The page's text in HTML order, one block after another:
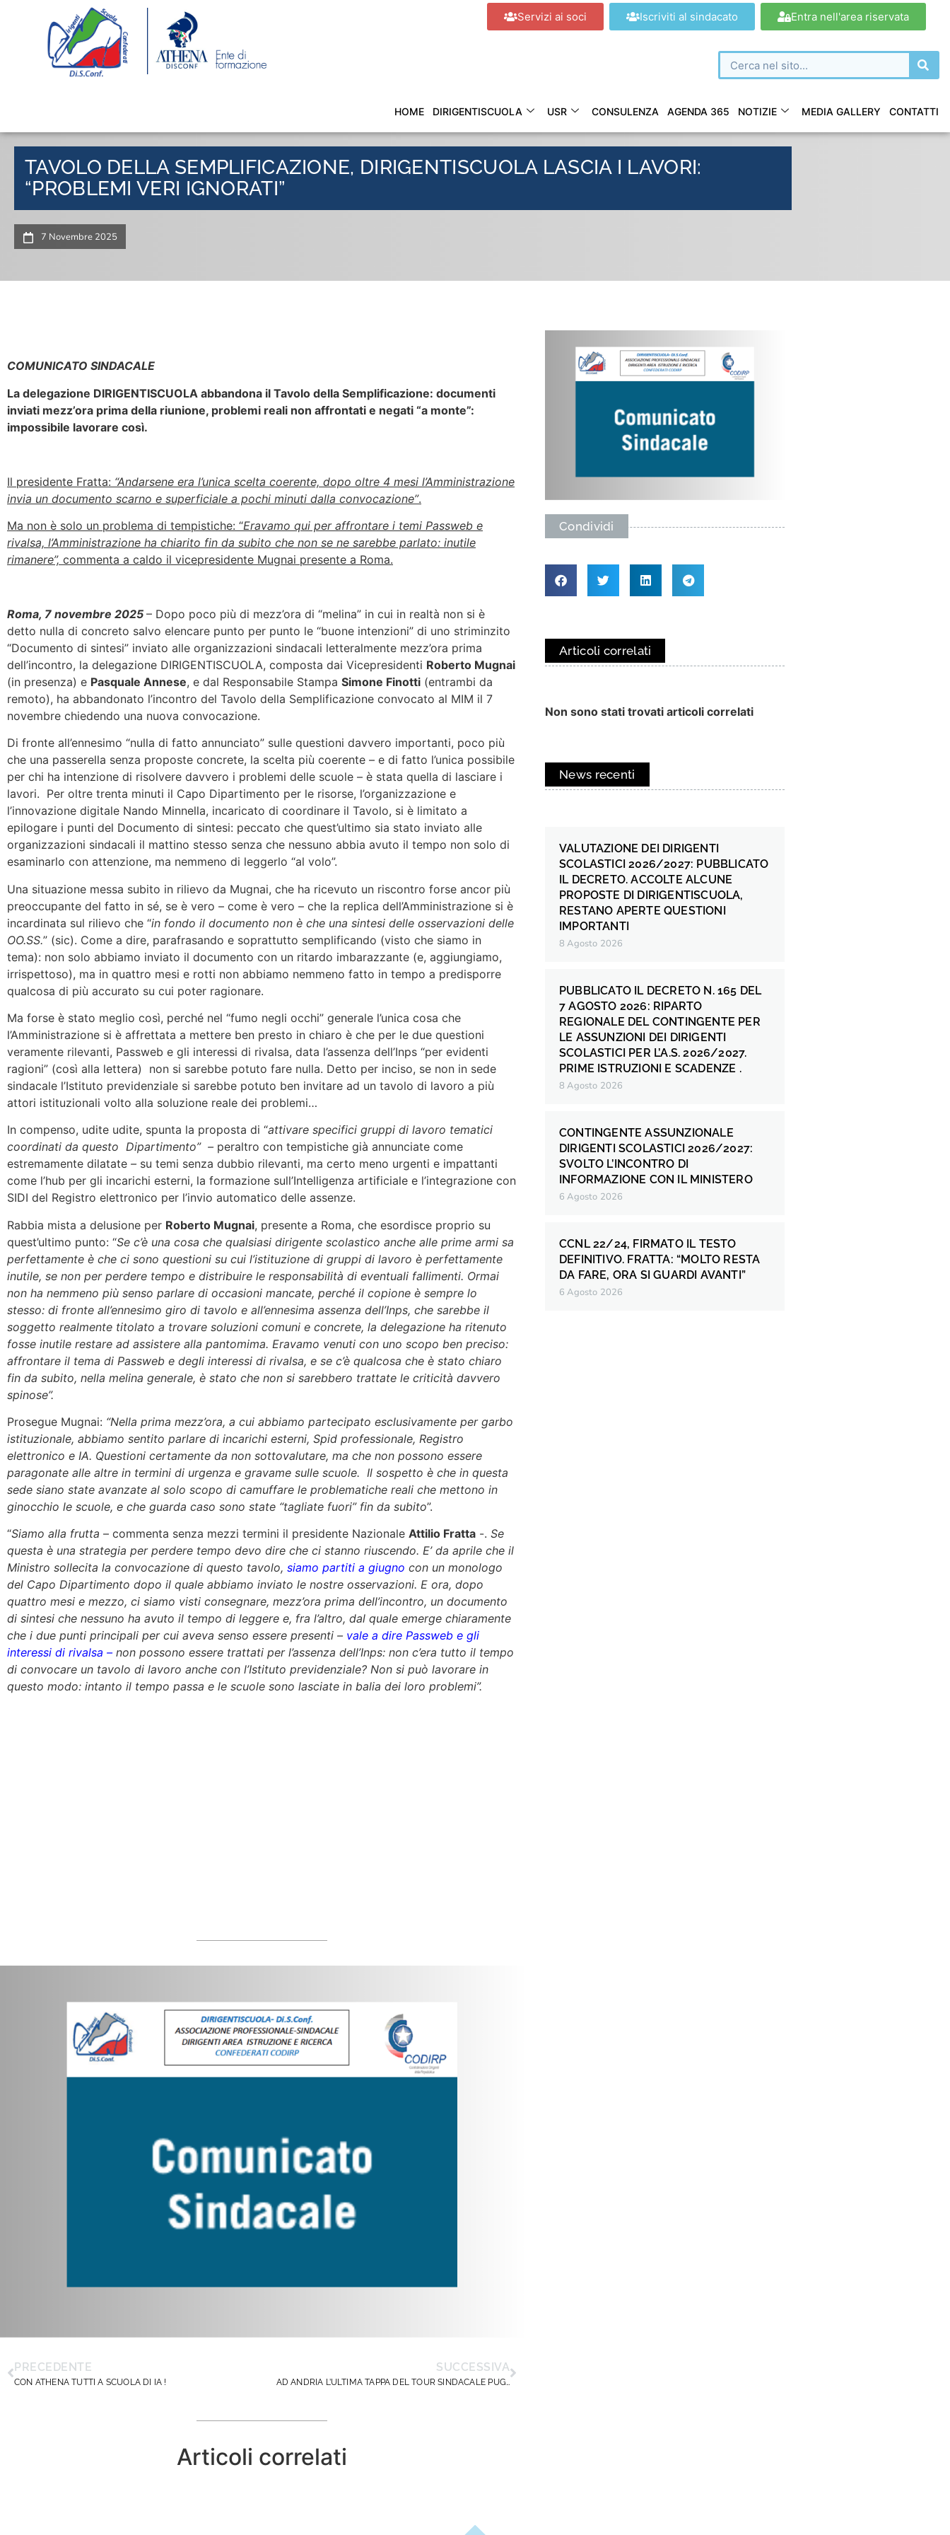
Servizi ai soci Iscriviti al sindacato Entra nell'area riservata
HOME DIRIGENTISCUOLA USR CONSULENZA AGENDA 365 NOTIZIE MEDIA GALLERY CONTATTI
TAVOLO DELLA SEMPLIFICAZIONE, DIRIGENTISCUOLA LASCIA I LAVORI:
“PROBLEMI VERI IGNORATI”
7 Novembre 2025
COMUNICATO SINDACALE
La delegazione DIRIGENTISCUOLA abbandona il Tavolo della Semplificazione: documenti
inviati mezz’ora prima della riunione, problemi reali non affrontati e negati “a monte”:
impossibile lavorare così.
Il presidente Fratta: “Andarsene era l’unica scelta coerente, dopo oltre 4 mesi l’Amministrazione
invia un documento scarno e superficiale a pochi minuti dalla convocazione”.
Ma non è solo un problema di tempistiche: “Eravamo qui per affrontare i temi Passweb e
rivalsa, l’Amministrazione ha chiarito fin da subito che non se ne sarebbe parlato: inutile
rimanere”, commenta a caldo il vicepresidente Mugnai presente a Roma.
Roma, 7 novembre 2025 – Dopo poco più di mezz’ora di “melina” in cui in realtà non si è
detto nulla di concreto salvo elencare punto per punto le “buone intenzioni” di uno striminzito
“Documento di sintesi” inviato alle organizzazioni sindacali letteralmente mezz’ora prima
dell’incontro, la delegazione DIRIGENTISCUOLA, composta dai Vicepresidenti Roberto Mugnai
(in presenza) e Pasquale Annese, e dal Responsabile Stampa Simone Finotti (entrambi da
remoto), ha abbandonato l’incontro del Tavolo della Semplificazione convocato al MIM il 7
novembre chiedendo una nuova convocazione.
Di fronte all’ennesimo “nulla di fatto annunciato” sulle questioni davvero importanti, poco più
che una passerella senza proposte concrete, la scelta più coerente – e di fatto l’unica possibile
per chi ha intenzione di risolvere davvero i problemi delle scuole – è stata quella di lasciare i
lavori. Per oltre trenta minuti il Capo Dipartimento per le risorse, l’organizzazione e
l’innovazione digitale Nando Minnella, incaricato di coordinare il Tavolo, si è limitato a
epilogare i punti del Documento di sintesi: peccato che quest’ultimo sia stato inviato alle
organizzazioni sindacali il mattino stesso senza che nessuno abbia avuto il tempo non solo di
esaminarlo con attenzione, ma nemmeno di leggerlo “al volo”.
Una situazione messa subito in rilievo da Mugnai, che ha ricevuto un riscontro forse ancor più
preoccupante del fatto in sé, se è vero – come è vero – che la replica dell’Amministrazione si è
incardinata sul rilievo che “in fondo il documento non è che una sintesi delle osservazioni delle
OO.SS.” (sic). Come a dire, parafrasando e soprattutto semplificando (visto che siamo in
tema): non solo abbiamo inviato il documento con un ritardo imbarazzante (e, aggiungiamo,
irrispettoso), ma in quattro mesi e rotti non abbiamo nemmeno fatto in tempo a predisporre
qualcosa di più accurato su cui poter ragionare.
Ma forse è stato meglio così, perché nel “fumo negli occhi” generale l’unica cosa che
l’Amministrazione si è affrettata a mettere ben presto in chiaro è che per le due questioni
veramente rilevanti, Passweb e gli interessi di rivalsa, data l’assenza dell’Inps “per evidenti
ragioni” (così alla lettera) non si sarebbe potuto fare nulla. Detto per inciso, se non in sede
sindacale l’Istituto previdenziale si sarebbe potuto ben invitare ad un tavolo di lavoro a più
attori istituzionali volto alla soluzione reale dei problemi…
In compenso, udite udite, spunta la proposta di “attivare specifici gruppi di lavoro tematici
coordinati da questo Dipartimento” – peraltro con tempistiche già annunciate come
estremamente dilatate – su temi senza dubbio rilevanti, ma certo meno urgenti e impattanti
come l’hub per gli incarichi esterni, la formazione sull’Intelligenza artificiale e l’integrazione con
SIDI del Registro elettronico per l’invio automatico delle assenze.
Rabbia mista a delusione per Roberto Mugnai, presente a Roma, che esordisce proprio su
quest’ultimo punto: “Se c’è una cosa che qualsiasi dirigente scolastico anche alle prime armi sa
perfettamente è che ci sono questioni su cui l’istituzione di gruppi di lavoro è perfettamente
inutile, se non per perdere tempo e distribuire le responsabilità di eventuali fallimenti. Ormai
non ha nemmeno più senso parlare di occasioni mancate, perché il copione è sempre lo
stesso: di fronte all’ennesimo giro di tavolo e all’ennesima assenza dell’Inps, che sarebbe il
soggetto realmente titolato a trovare soluzioni comuni e concrete, la delegazione ha ritenuto
fosse inutile restare ad assistere alla pantomima. Eravamo venuti con uno scopo ben preciso:
affrontare il tema di Passweb e degli interessi di rivalsa, e se c’è qualcosa che è stato chiaro
fin da subito, nella melina generale, è stato che non si sarebbero trattate le criticità davvero
spinose”.
Prosegue Mugnai: “Nella prima mezz’ora, a cui abbiamo partecipato esclusivamente per garbo
istituzionale, abbiamo sentito parlare di incarichi esterni, Spid professionale, Registro
elettronico e IA. Questioni certamente da non sottovalutare, ma che non possono essere
paragonate alle altre in termini di urgenza e gravame sulle scuole. Il sospetto è che in questa
sede siano state avanzate al solo scopo di camuffare le problematiche reali che mettono in
ginocchio le scuole, e che guarda caso sono state “tagliate fuori” fin da subito”.
“Siamo alla frutta – commenta senza mezzi termini il presidente Nazionale Attilio Fratta -. Se
questa è una strategia per perdere tempo devo dire che ci stanno riuscendo. E’ da aprile che il
Ministro sollecita la convocazione di questo tavolo, siamo partiti a giugno con un monologo
del Capo Dipartimento dopo il quale abbiamo inviato le nostre osservazioni. E ora, dopo
quattro mesi e mezzo, ci siamo visti consegnare, mezz’ora prima dell’incontro, un documento
di sintesi che nessuno ha avuto il tempo di leggere e, fra l’altro, dal quale emerge chiaramente
che i due punti principali per cui aveva senso essere presenti – vale a dire Passweb e gli
interessi di rivalsa – non possono essere trattati per l’assenza dell’Inps: non c’era tutto il tempo
di convocare un tavolo di lavoro anche con l’Istituto previdenziale? Non si può lavorare in
questo modo: intanto il tempo passa e le scuole sono lasciate in balia dei loro problemi”.
PRECEDENTE
CON ATHENA TUTTI A SCUOLA DI IA !
SUCCESSIVA
AD ANDRIA L’ULTIMA TAPPA DEL TOUR SINDACALE PUGLIESE DI DIRIGENTISCUOLA
Articoli correlati
Condividi
Articoli correlati
Non sono stati trovati articoli correlati
News recenti
VALUTAZIONE DEI DIRIGENTI
SCOLASTICI 2026/2027: PUBBLICATO
IL DECRETO. ACCOLTE ALCUNE
PROPOSTE DI DIRIGENTISCUOLA,
RESTANO APERTE QUESTIONI
IMPORTANTI
8 Agosto 2026
PUBBLICATO IL DECRETO N. 165 DEL
7 AGOSTO 2026: RIPARTO
REGIONALE DEL CONTINGENTE PER
LE ASSUNZIONI DEI DIRIGENTI
SCOLASTICI PER L’A.S. 2026/2027.
PRIME ISTRUZIONI E SCADENZE .
8 Agosto 2026
CONTINGENTE ASSUNZIONALE
DIRIGENTI SCOLASTICI 2026/2027:
SVOLTO L’INCONTRO DI
INFORMAZIONE CON IL MINISTERO
6 Agosto 2026
CCNL 22/24, FIRMATO IL TESTO
DEFINITIVO. FRATTA: “MOLTO RESTA
DA FARE, ORA SI GUARDI AVANTI”
6 Agosto 2026